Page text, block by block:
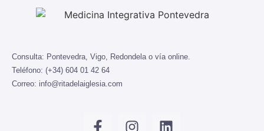
Consulta: Pontevedra, Vigo, Redondela o vía online.
Teléfono: (+34) 604 01 42 64
Correo: info@ritadelaiglesia.com